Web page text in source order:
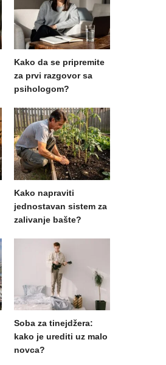
Kako da se pripremite
za prvi razgovor sa
psihologom?
Kako napraviti
jednostavan sistem za
zalivanje bašte?
Soba za tinejdžera:
kako je urediti uz malo
novca?